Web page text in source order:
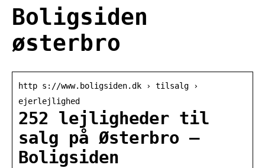
Boligsiden
østerbro
http s://www.boligsiden.dk › tilsalg ›
ejerlejlighed
252 lejligheder til
salg på Østerbro –
Boligsiden